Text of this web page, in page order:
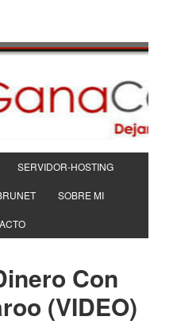
SERVIDOR-HOSTING
SOBRE MI
Con
(VIDEO)